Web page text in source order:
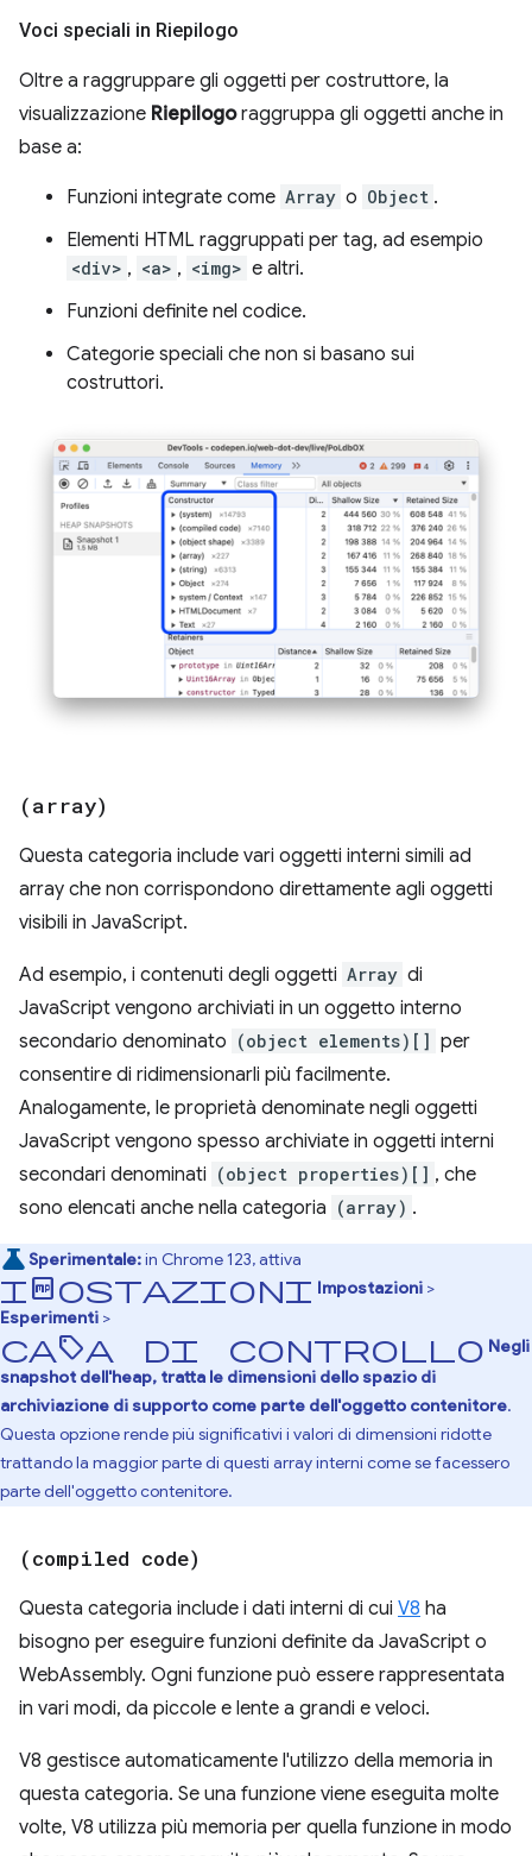
Voci speciali in Riepilogo
Oltre a raggruppare gli oggetti per costruttore, la
visualizzazione Riepilogoraggruppa gli oggetti anche in
base a:
Funzioni integrate come Array o Object .
Elementi HTML raggruppati per tag, ad esempio
<div> , <a> , <img> e altri.
Funzioni definite nel codice.
Categorie speciali che non si basano sui
costruttori.
(array)
Questa categoria include vari oggetti interni simili ad
array che non corrispondono direttamente agli oggetti
visibili in JavaScript.
Ad esempio, i contenuti degli oggetti Array di
JavaScript vengono archiviati in un oggetto interno
secondario denominato (object elements)[] per
consentire di ridimensionarli più facilmente.
Analogamente, le proprietà denominate negli oggetti
JavaScript vengono spesso archiviate in oggetti interni
secondari denominati (object properties)[] , che
sono elencati anche nella categoria (array) .
Sperimentale:in Chrome 123, attiva
Impostazioni Impostazioni >
Esperimenti >
casella di controllo Negli
snapshot dell'heap, tratta le dimensioni dello spazio di
archiviazione di supporto come parte dell'oggetto contenitore.
Questa opzione rende più significativi i valori di dimensioni ridotte
trattando la maggior parte di questi array interni come se facessero
parte dell'oggetto contenitore.
(compiled code)
Questa categoria include i dati interni di cui V8 ha
bisogno per eseguire funzioni definite da JavaScript o
WebAssembly. Ogni funzione può essere rappresentata
in vari modi, da piccole e lente a grandi e veloci.
V8 gestisce automaticamente l'utilizzo della memoria in
questa categoria. Se una funzione viene eseguita molte
volte, V8 utilizza più memoria per quella funzione in modo